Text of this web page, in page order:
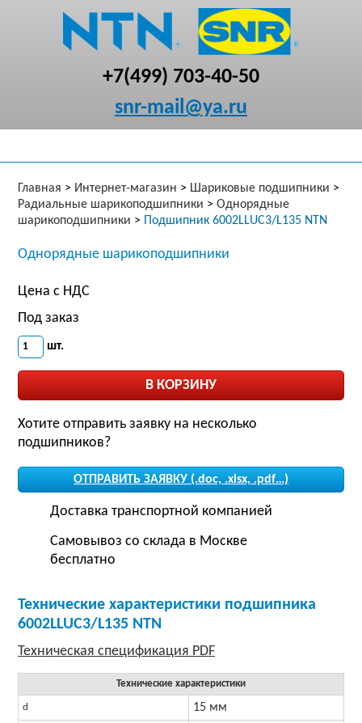
+7(499) 703-40-50
snr-mail@ya.ru
Главная > Интернет-магазин > Шариковые подшипники >
Радиальные шарикоподшипники > Однорядные
шарикоподшипники > Подшипник 6002LLUC3/L135 NTN
Однорядные шарикоподшипники
Цена с НДС
Под заказ
шт.
Хотите отправить заявку на несколько
подшипников?
ОТПРАВИТЬ ЗАЯВКУ (.doc, .xlsx, .pdf…)
Доставка транспортной компанией
Самовывоз со склада в Москве
бесплатно
Технические характеристики подшипника
6002LLUC3/L135 NTN
Технические характеристики
d 15 мм